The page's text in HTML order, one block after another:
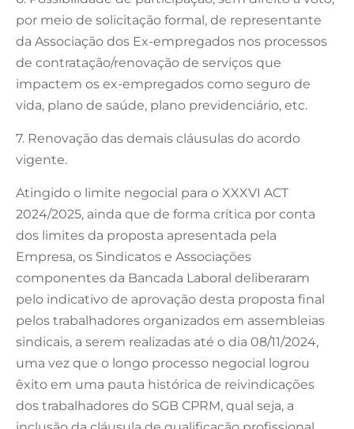
por meio de solicitação formal, de representante
da Associação dos Ex-empregados nos processos
de contratação/renovação de serviços que
impactem os ex-empregados como seguro de
vida, plano de saúde, plano previdenciário, etc.
7. Renovação das demais cláusulas do acordo
vigente.
Atingido o limite negocial para o XXXVI ACT
2024/2025, ainda que de forma crítica por conta
dos limites da proposta apresentada pela
Empresa, os Sindicatos e Associações
componentes da Bancada Laboral deliberaram
pelo indicativo de aprovação desta proposta final
pelos trabalhadores organizados em assembleias
sindicais, a serem realizadas até o dia 08/11/2024,
uma vez que o longo processo negocial logrou
êxito em uma pauta histórica de reivindicações
dos trabalhadores do SGB CPRM, qual seja, a